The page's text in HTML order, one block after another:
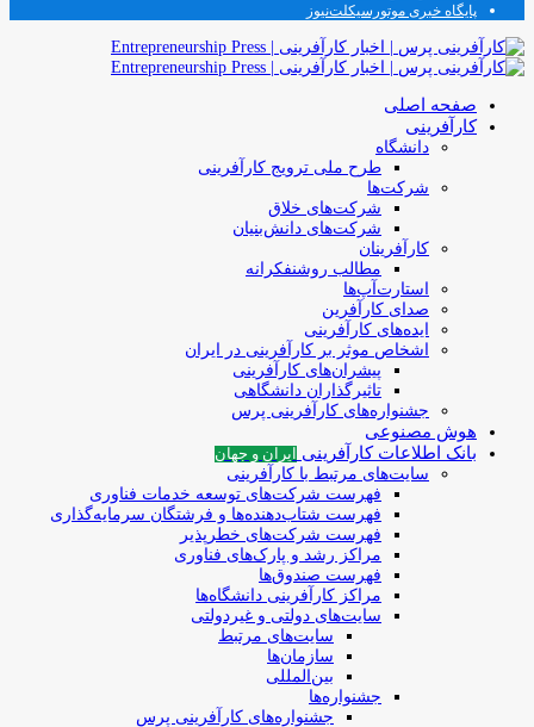
پایگاه خبری موتورسیکلت‌نیوز
صفحه اصلی
کارآفرینی
دانشگاه
طرح ملی ترویج کارآفرینی
شرکت‌ها
شرکت‌های خلاق
شرکت‌های دانش‌بنیان
کارآفرینان
مطالب روشنفکرانه
استارت‌آپ‌ها
صدای کارآفرین
ایده‌های کارآفرینی
اشخاص موثر بر کارآفرینی در ایران
پیشران‌های کارآفرینی
تاثیرگذاران دانشگاهی
جشنواره‌های کارآفرینی‌ پرس
هوش مصنوعی
بانک اطلاعات کارآفرینی
ایران و جهان
سایت‌های مرتبط با کارآفرینی
فهرست شرکت‌های‌‌ توسعه‌ خدمات فناوری
فهرست شتاب‌دهنده‌ها‌ و فرشتگان‌ سرمایه‌گذاری
فهرست شرکت‌های خطرپذیر
مراکز رشد و پارک‌های فناوری
فهرست صندوق‌ها
مراکز کارآفرینی دانشگاه‌ها
سایت‌های دولتی و غیردولتی
سایت‌های مرتبط
سازمان‌ها
بین‌المللی
جشنواره‌ها
جشنواره‌های کارآفرینی‌ پرس